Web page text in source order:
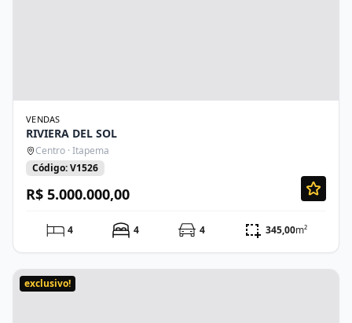
VENDAS
RIVIERA DEL SOL
Centro · Itapema
Código: V1526
R$ 5.000.000,00
4 4 4 345,00m²
exclusivo!